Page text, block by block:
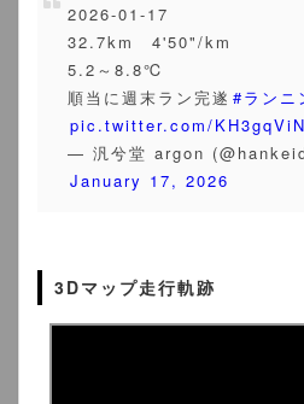
2026-01-17
32.7km 4'50"/km
5.2～8.8℃
順当に週末ラン完遂 #ランニ
pic.twitter.com/
— 汎兮堂 argon
January 17, 2026
3Dマップ走行軌跡